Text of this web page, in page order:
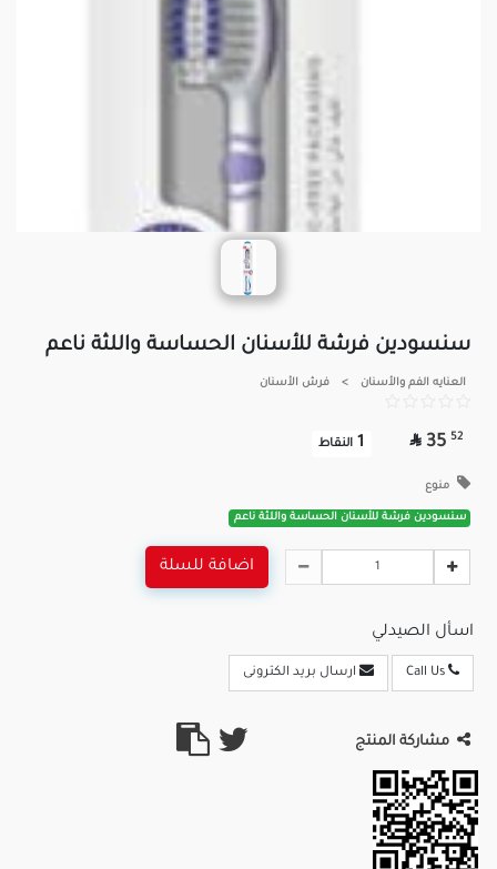
سنسودين فرشة للأسنان الحساسة واللثة ناعم
العنايه الفم والأسنان > فرش الأسنان
52
35

1 النقاط
منوع
سنسودين فرشة للأسنان الحساسة واللثة ناعم
اضافة للسلة
اسأل الصيدلي
ارسال بريد الكترونى
مشاركة المنتج